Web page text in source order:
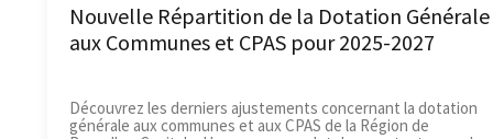
Nouvelle Répartition de la Dotation Générale
aux Communes et CPAS pour 2025-2027
Découvrez les derniers ajustements concernant la dotation
générale aux communes et aux CPAS de la Région de